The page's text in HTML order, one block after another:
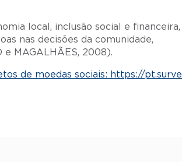
local, inclusão social e financeira,
nas decisões da comunidade,
e MAGALHÃES, 2008).
de moedas sociais: https://pt.surve